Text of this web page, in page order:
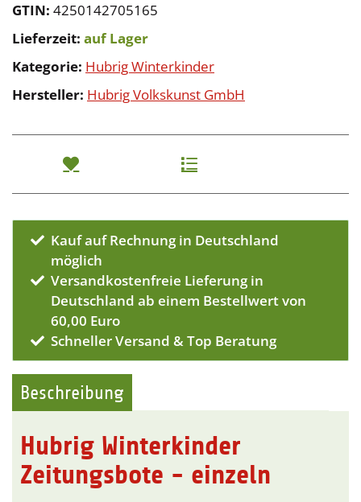
GTIN: 4250142705165
Lieferzeit: auf Lager
Kategorie: Hubrig Winterkinder
Hersteller: Hubrig Volkskunst GmbH
Kauf auf Rechnung in Deutschland
möglich
Versandkostenfreie Lieferung in
Deutschland ab einem Bestellwert von
60,00 Euro
Schneller Versand & Top Beratung
Beschreibung
Hubrig Winterkinder
Zeitungsbote - einzeln